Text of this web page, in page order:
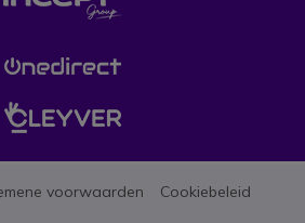
voorwaarden Cookiebeleid